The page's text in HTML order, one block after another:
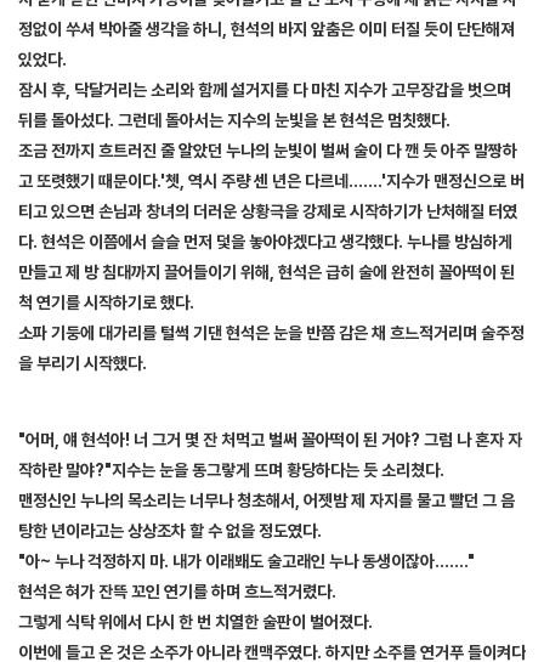
정없이 쑤셔 박아줄 생각을 하니, 현석의 바지 앞춤은 이미 터질 듯이 단단해져
있었다.
잠시 후, 닥달거리는 소리와 함께 설거지를 다 마친 지수가 고무장갑을 벗으며
뒤를 돌아섰다. 그런데 돌아서는 지수의 눈빛을 본 현석은 멈칫했다.
조금 전까지 흐트러진 줄 알았던 누나의 눈빛이 벌써 술이 다 깬 듯 아주 말짱하
고 또렷했기 때문이다.'쳇, 역시 주량 센 년은 다르네…….'지수가 맨정신으로 버
티고 있으면 손님과 창녀의 더러운 상황극을 강제로 시작하기가 난처해질 터였
다. 현석은 이쯤에서 슬슬 먼저 덫을 놓아야겠다고 생각했다. 누나를 방심하게
만들고 제 방 침대까지 끌어들이기 위해, 현석은 급히 술에 완전히 꼴아떡이 된
척 연기를 시작하기로 했다.
소파 기둥에 대가리를 털썩 기댄 현석은 눈을 반쯤 감은 채 흐느적거리며 술주정
을 부리기 시작했다.
"어머, 얘 현석아! 너 그거 몇 잔 처먹고 벌써 꼴아떡이 된 거야? 그럼 나 혼자 자
작하란 말야?"지수는 눈을 동그랗게 뜨며 황당하다는 듯 소리쳤다.
맨정신인 누나의 목소리는 너무나 청초해서, 어젯밤 제 자지를 물고 빨던 그 음
탕한 년이라고는 상상조차 할 수 없을 정도였다.
"아~ 누나 걱정하지 마. 내가 이래봬도 술고래인 누나 동생이잖아……."
현석은 혀가 잔뜩 꼬인 연기를 하며 흐느적거렸다.
그렇게 식탁 위에서 다시 한 번 치열한 술판이 벌어졌다.
이번에 들고 온 것은 소주가 아니라 캔맥주였다. 하지만 소주를 연거푸 들이켜다